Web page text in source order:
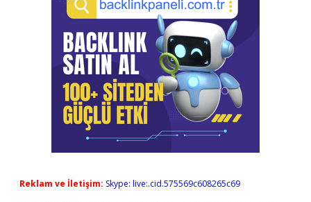
Reklam ve İletişim: Skype: live:.cid.575569c608265c69